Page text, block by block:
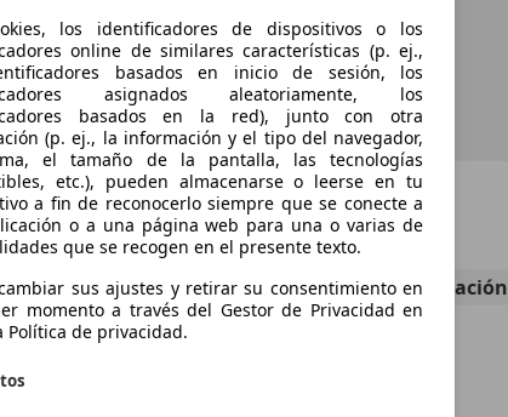
180
€ 19.9901 Sincomparación
los identificadores de dispositivos o los
online de similares características (p. ej.,
basados en inicio de sesión, los
asignados aleatoriamente, los
basados en la red), junto con otra
(p. ej., la información y el tipo del navegador,
el tamaño de la pantalla, las tecnologías
etc.), pueden almacenarse o leerse en tu
a fin de reconocerlo siempre que se conecte a
o a una página web para una o varias de
que se recogen en el presente texto.
sus ajustes y retirar su consentimiento en
momento a través del Gestor de Privacidad en
Política de privacidad.